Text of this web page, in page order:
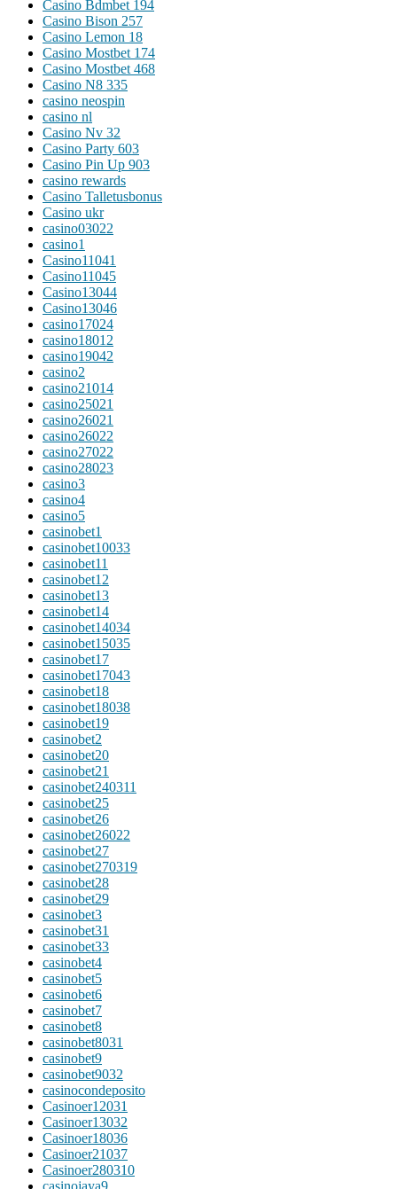
Casino Bdmbet 194
Casino Bison 257
Casino Lemon 18
Casino Mostbet 174
Casino Mostbet 468
Casino N8 335
casino neospin
casino nl
Casino Nv 32
Casino Party 603
Casino Pin Up 903
casino rewards
Casino Talletusbonus
Casino ukr
casino03022
casino1
Casino11041
Casino11045
Casino13044
Casino13046
casino17024
casino18012
casino19042
casino2
casino21014
casino25021
casino26021
casino26022
casino27022
casino28023
casino3
casino4
casino5
casinobet1
casinobet10033
casinobet11
casinobet12
casinobet13
casinobet14
casinobet14034
casinobet15035
casinobet17
casinobet17043
casinobet18
casinobet18038
casinobet19
casinobet2
casinobet20
casinobet21
casinobet240311
casinobet25
casinobet26
casinobet26022
casinobet27
casinobet270319
casinobet28
casinobet29
casinobet3
casinobet31
casinobet33
casinobet4
casinobet5
casinobet6
casinobet7
casinobet8
casinobet8031
casinobet9
casinobet9032
casinocondeposito
Casinoer12031
Casinoer13032
Casinoer18036
Casinoer21037
Casinoer280310
casinojaya9